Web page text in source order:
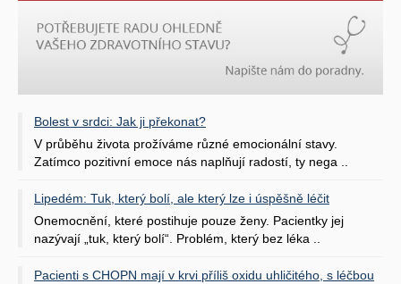
Bolest v srdci: Jak ji překonat?
V průběhu života prožíváme různé emocionální stavy.
Zatímco pozitivní emoce nás naplňují radostí, ty nega ..
Lipedém: Tuk, který bolí, ale který lze i úspěšně léčit
Onemocnění, které postihuje pouze ženy. Pacientky jej
nazývají „tuk, který bolí“. Problém, který bez léka ..
Pacienti s CHOPN mají v krvi příliš oxidu uhličitého, s léčbou